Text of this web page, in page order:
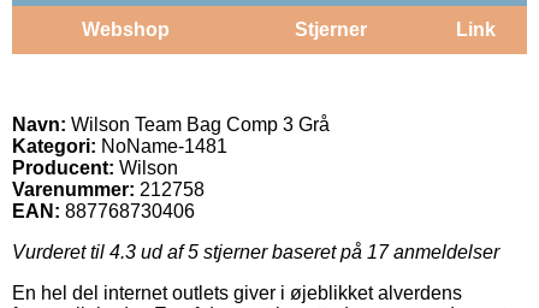
Webshop Stjerner Link
Navn: Wilson Team Bag Comp 3 Grå
Kategori: NoName-1481
Producent: Wilson
Varenummer: 212758
EAN: 887768730406
Vurderet til 4.3 ud af 5 stjerner baseret på 17anmeldelser
En hel del internet outlets giver i øjeblikket alverdens